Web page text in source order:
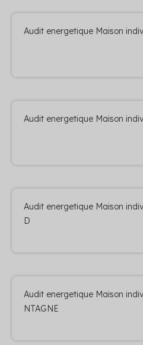
Audit energetique Maison
Audit energetique Maison
Audit energetique Maison
D
Audit energetique Maison
NTAGNE